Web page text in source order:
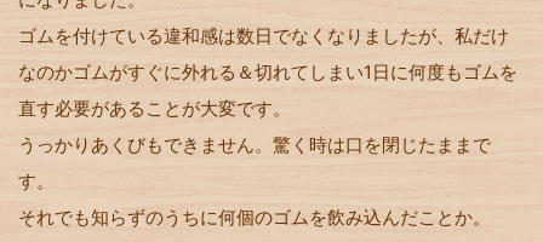
ゴムを付けている違和感は数日でなくなりましたが、私だけ
なのかゴムがすぐに外れる＆切れてしまい1日に何度もゴムを
直す必要があることが大変です。
うっかりあくびもできません。驚く時は口を閉じたままで
す。
それでも知らずのうちに何個のゴムを飲み込んだことか。